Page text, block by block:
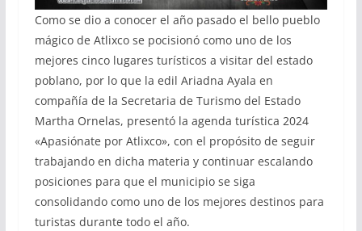
Como se dio a conocer el año pasado el bello pueblo
mágico de Atlixco se pocisionó como uno de los
mejores cinco lugares turísticos a visitar del estado
poblano, por lo que la edil Ariadna Ayala en
compañía de la Secretaria de Turismo del Estado
Martha Ornelas, presentó la agenda turística 2024
«Apasiónate por Atlixco», con el propósito de seguir
trabajando en dicha materia y continuar escalando
posiciones para que el municipio se siga
consolidando como uno de los mejores destinos para
turistas durante todo el año.